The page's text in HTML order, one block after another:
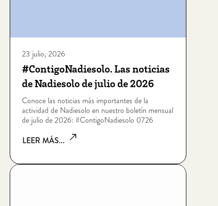
23 julio, 2026
#ContigoNadiesolo. Las noticias
de Nadiesolo de julio de 2026
Conoce las noticias más importantes de la
actividad de Nadiesolo en nuestro boletín mensual
de julio de 2026: #ContigoNadiesolo 0726
LEER MÁS...